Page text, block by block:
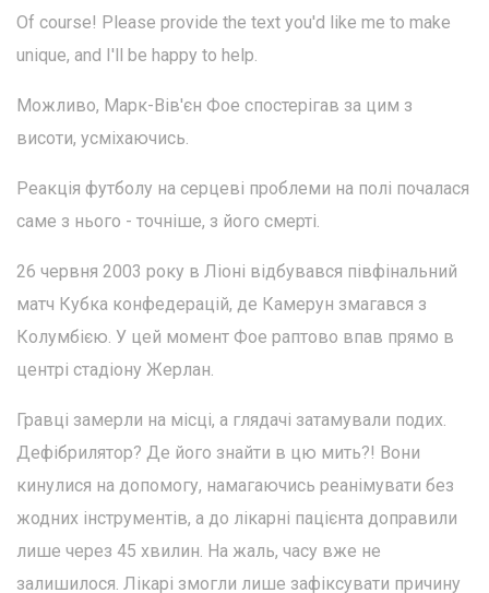
Of course! Please provide the text you'd like me to make
unique, and I'll be happy to help.
Можливо, Марк-Вів'єн Фое спостерігав за цим з
висоти, усміхаючись.
Реакція футболу на серцеві проблеми на полі почалася
саме з нього - точніше, з його смерті.
26 червня 2003 року в Ліоні відбувався півфінальний
матч Кубка конфедерацій, де Камерун змагався з
Колумбією. У цей момент Фое раптово впав прямо в
центрі стадіону Жерлан.
Гравці замерли на місці, а глядачі затамували подих.
Дефібрилятор? Де його знайти в цю мить?! Вони
кинулися на допомогу, намагаючись реанімувати без
жодних інструментів, а до лікарні пацієнта доправили
лише через 45 хвилин. На жаль, часу вже не
залишилося. Лікарі змогли лише зафіксувати причину